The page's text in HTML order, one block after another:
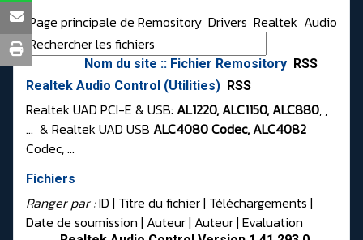
Page principale de Remository Drivers Realtek Audio
Nom du site :: Fichier Remository RSS
Realtek Audio Control (Utilities) RSS
Realtek UAD PCI-E & USB: AL1220, ALC1150, ALC880, ,
... & Realtek UAD USB ALC4080 Codec, ALC4082
Codec, ...
Fichiers
Ranger par :ID | Titre du fichier | Téléchargements |
Date de soumission | Auteur| Auteur| Evaluation